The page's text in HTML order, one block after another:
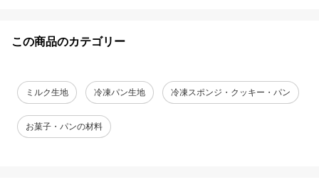
この商品のカテゴリー
ミルク生地 冷凍パン生地 冷凍スポンジ・クッキー・パン
お菓子・パンの材料